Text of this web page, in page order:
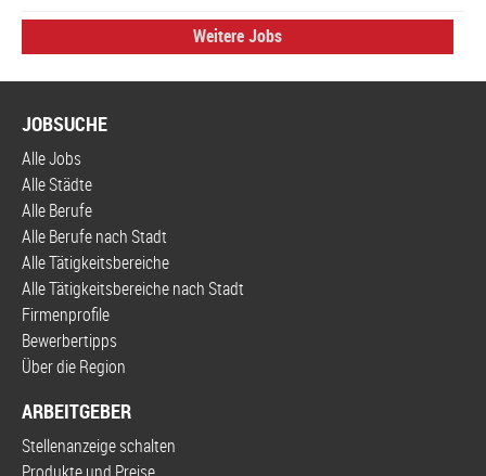
Weitere Jobs
JOBSUCHE
Alle Jobs
Alle Städte
Alle Berufe
Alle Berufe nach Stadt
Alle Tätigkeitsbereiche
Alle Tätigkeitsbereiche nach Stadt
Firmenprofile
Bewerbertipps
Über die Region
ARBEITGEBER
Stellenanzeige schalten